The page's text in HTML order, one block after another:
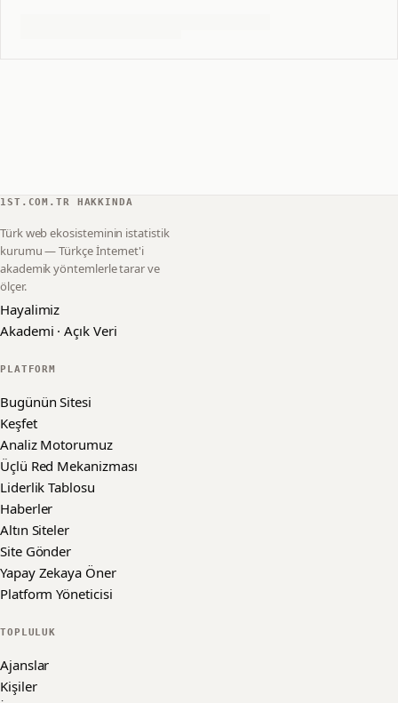
1ST.COM.TR HAKKINDA
Türk web ekosisteminin istatistik
kurumu — Türkçe İnternet'i
akademik yöntemlerle tarar ve
ölçer.
Hayalimiz
Akademi · Açık Veri
PLATFORM
Bugünün Sitesi
Keşfet
Analiz Motorumuz
Üçlü Red Mekanizması
Liderlik Tablosu
Haberler
Altın Siteler
Site Gönder
Yapay Zekaya Öner
Platform Yöneticisi
TOPLULUK
Ajanslar
Kişiler